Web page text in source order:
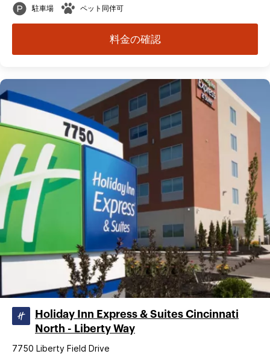
駐車場 ペット同伴可
料金の確認
Holiday Inn Express & Suites Cincinnati
North - Liberty Way
7750 Liberty Field Drive